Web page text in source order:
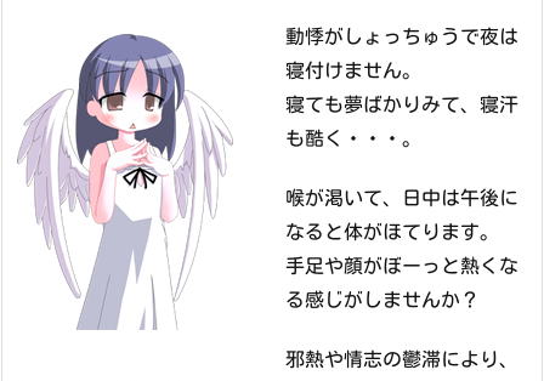
動悸がしょっちゅうで夜は
寝付けません。
寝ても夢ばかりみて、寝汗
も酷く・・・。
喉が渇いて、日中は午後に
なると体がほてります。
手足や顔がぼーっと熱くな
る感じがしませんか？
邪熱や情志の鬱滞により、